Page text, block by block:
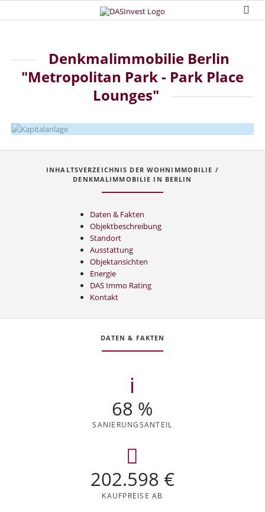
Denkmalimmobilie Berlin
"Metropolitan Park - Park Place
Lounges"
verkauft!
INHALTSVERZEICHNIS DER WOHNIMMOBILIE /
DENKMALIMMOBILIE IN BERLIN
Daten & Fakten
Objektbeschreibung
Standort
Ausstattung
Objektansichten
Energie
DAS Immo Rating
Kontakt
DATEN & FAKTEN
68 %
SANIERUNGSANTEIL
202.598 €
KAUFPREISE AB